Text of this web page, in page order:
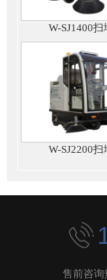
W-SJ1400扫
W-SJ2200扫
售前咨询